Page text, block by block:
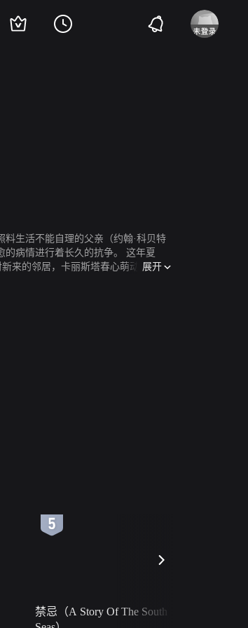
生活不能自理的父亲（约翰·科贝特
病情进行着长久的抗争。 这年夏
来的邻居，卡丽斯塔春心萌动，喜欢
展开
禁忌（A Story Of The South